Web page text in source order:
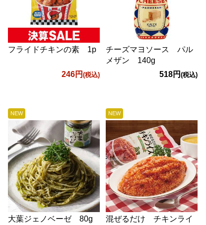
フライドチキンの素 1p
246円(税込)
チーズマヨソース パル
メザン 140g
518円 (税込)
NEW
大葉ジェノベーゼ 80g
NEW
混ぜるだけ チキンライ